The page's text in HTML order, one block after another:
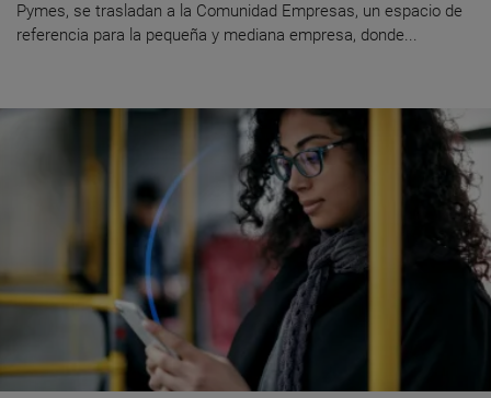
Pymes, se trasladan a la Comunidad Empresas, un espacio de
referencia para la pequeña y mediana empresa, donde...